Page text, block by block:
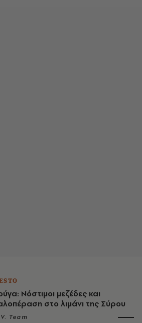
Νόστιμοι μεζέδες και
στο λιμάνι της Σύρου
Team